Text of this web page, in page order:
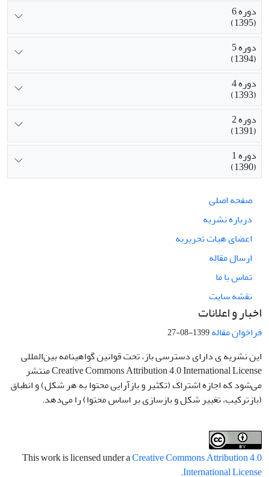
دوره 6
(1395)
دوره 5
(1394)
دوره 4
(1393)
دوره 2
(1391)
دوره 1
(1390)
صفحه اصلی
درباره نشریه
اعضای هیات تحریریه
ارسال مقاله
تماس با ما
نقشه سایت
اخبار و اعلانات
فراخوان مقاله1399-08-27
این نشریه ی دارای دسترسی باز، تحت قوانین گواهینامه بین‌المللی
Creative Commons Attribution 4.0 International License منتشر
می‌شود که اجازه اشتراک (تکثیر و بازآرایی محتوا به هر شکل) و انطباق
(بازترکیب، تغییر شکل و بازسازی بر اساس محتوا) را می‌دهد.
This work is licensed under aCreative Commons Attribution 4.0
International License
.